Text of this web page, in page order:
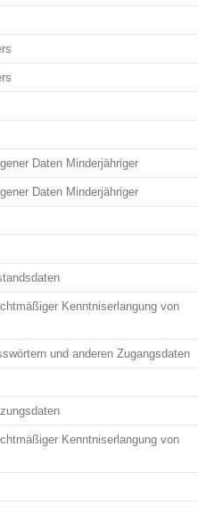
Daten Minderjähriger
Daten Minderjähriger
Kenntniserlangung von
und anderen Zugangsdaten
Kenntniserlangung von